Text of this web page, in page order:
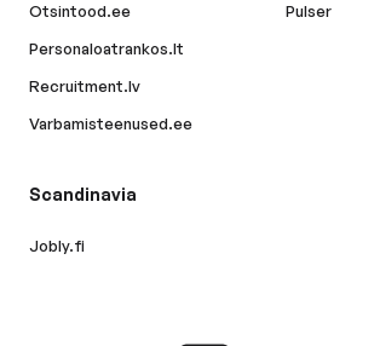
Otsintood.ee
Personaloatrankos.lt
Recruitment.lv
Varbamisteenused.ee
Pulser
Scandinavia
Jobly.fi